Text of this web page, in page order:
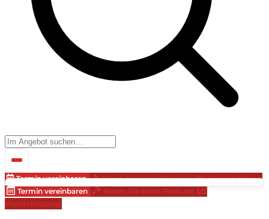
Termin vereinbaren Bieten Sie einen Preis an!
Wertschätzung
Termin vereinbaren
Bieten Sie einen Preis an!
Wertschätzung